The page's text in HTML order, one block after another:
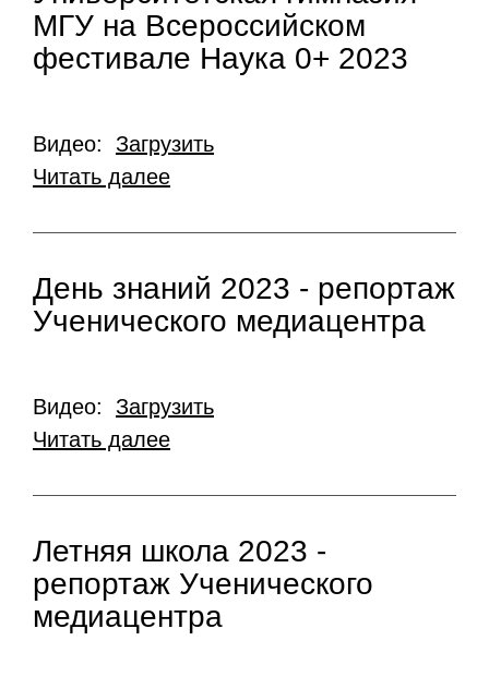
МГУ на Всероссийском
фестивале Наука 0+ 2023
Видео: Загрузить
Читать далее
День знаний 2023 - репортаж
Ученического медиацентра
Видео: Загрузить
Читать далее
Летняя школа 2023 -
репортаж Ученического
медиацентра